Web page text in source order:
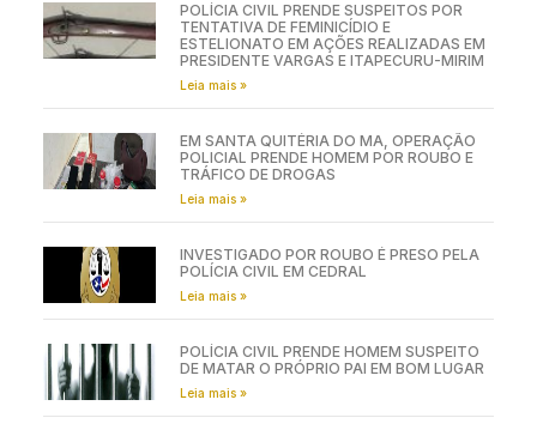
POLÍCIA CIVIL PRENDE SUSPEITOS POR
TENTATIVA DE FEMINICÍDIO E
ESTELIONATO EM AÇÕES REALIZADAS EM
PRESIDENTE VARGAS E ITAPECURU-MIRIM
Leia mais »
EM SANTA QUITÉRIA DO MA, OPERAÇÃO
POLICIAL PRENDE HOMEM POR ROUBO E
TRÁFICO DE DROGAS
Leia mais »
INVESTIGADO POR ROUBO É PRESO PELA
POLÍCIA CIVIL EM CEDRAL
Leia mais »
POLÍCIA CIVIL PRENDE HOMEM SUSPEITO
DE MATAR O PRÓPRIO PAI EM BOM LUGAR
Leia mais »